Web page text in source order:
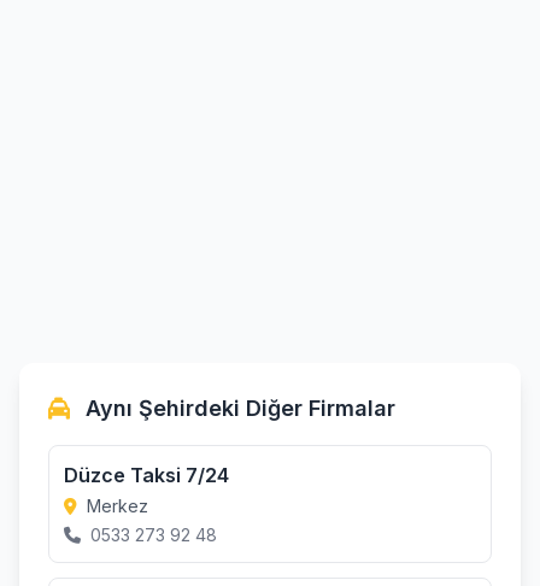
Aynı Şehirdeki Diğer Firmalar
Düzce Taksi 7/24
Merkez
0533 273 92 48